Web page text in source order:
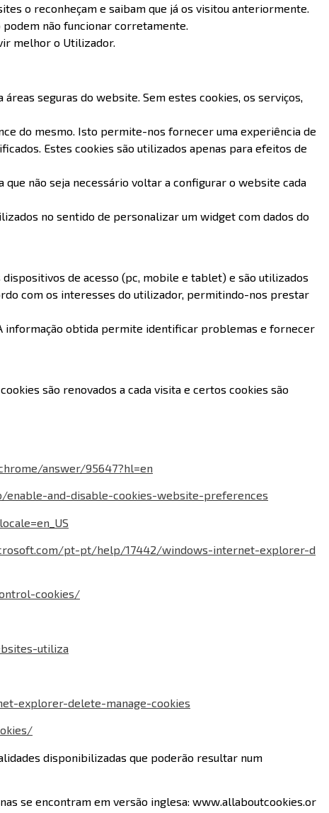
o reconheçam e saibam que já os visitou anteriormente.
não funcionar corretamente.
melhor o Utilizador.
seguras do website. Sem estes cookies, os serviços,
do mesmo. Isto permite-nos fornecer uma experiência de
Estes cookies são utilizados apenas para efeitos de
não seja necessário voltar a configurar o website cada
no sentido de personalizar um widget com dados do
de acesso (pc, mobile e tablet) e são utilizados
com os interesses do utilizador, permitindo-nos prestar
informação obtida permite identificar problemas e fornecer
são renovados a cada visita e certos cookies são
answer/95647?hl=en
and-disable-cookies-website-preferences
pt-pt/help/17442/windows-internet-explorer-d
cookies/
utiliza
explorer-delete-manage-cookies
disponibilizadas que poderão resultar num
se encontram em versão inglesa: www.allaboutcookies.or